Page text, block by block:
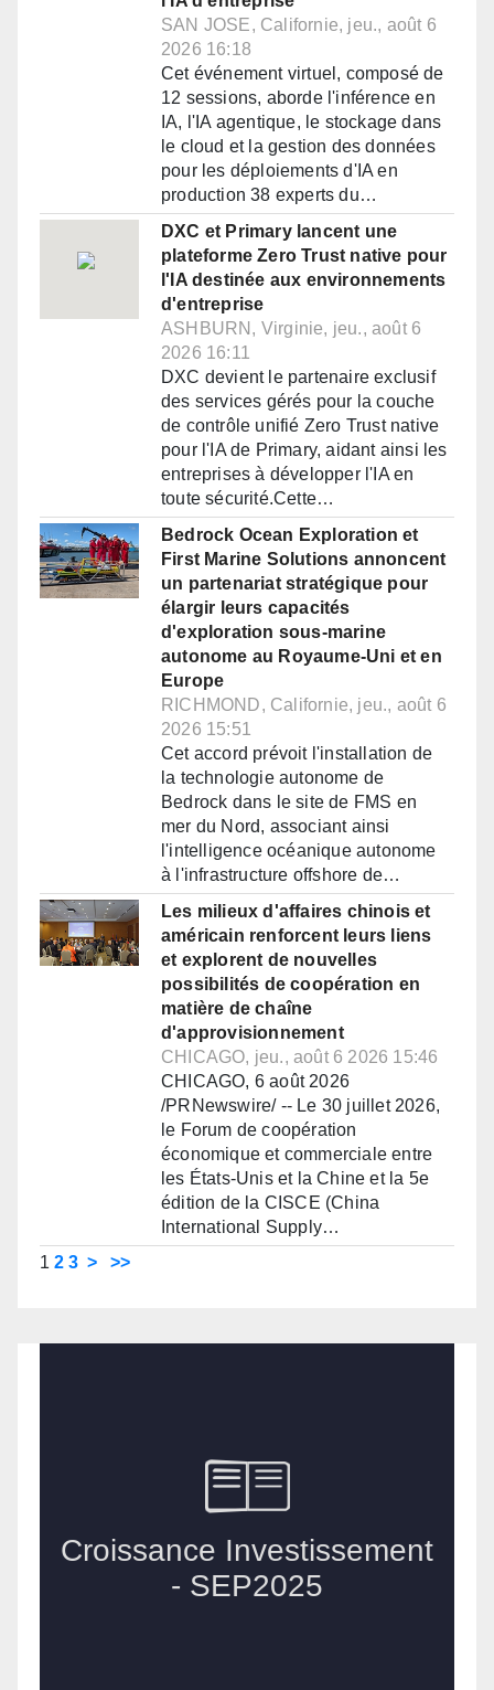
SAN JOSE, Californie, jeu., août 6
2026 16:18
Cet événement virtuel, composé de
12 sessions, aborde l'inférence en
IA, l'IA agentique, le stockage dans
le cloud et la gestion des données
pour les déploiements d'IA en
production 38 experts du…
DXC et Primary lancent une
plateforme Zero Trust native pour
l'IA destinée aux environnements
d'entreprise
ASHBURN, Virginie, jeu., août 6
2026 16:11
DXC devient le partenaire exclusif
des services gérés pour la couche
de contrôle unifié Zero Trust native
pour l'IA de Primary, aidant ainsi les
entreprises à développer l'IA en
toute sécurité.Cette…
Bedrock Ocean Exploration et
First Marine Solutions annoncent
un partenariat stratégique pour
élargir leurs capacités
d'exploration sous-marine
autonome au Royaume-Uni et en
Europe
RICHMOND, Californie, jeu., août 6
2026 15:51
Cet accord prévoit l'installation de
la technologie autonome de
Bedrock dans le site de FMS en
mer du Nord, associant ainsi
l'intelligence océanique autonome
à l'infrastructure offshore de…
Les milieux d'affaires chinois et
américain renforcent leurs liens
et explorent de nouvelles
possibilités de coopération en
matière de chaîne
d'approvisionnement
CHICAGO, jeu., août 6 2026 15:46
CHICAGO, 6 août 2026
/PRNewswire/ -- Le 30 juillet 2026,
le Forum de coopération
économique et commerciale entre
les États-Unis et la Chine et la 5e
édition de la CISCE (China
International Supply…
1 2 3 > >>